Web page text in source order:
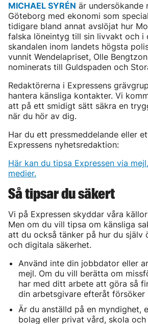
MICHAEL SYRÉN är undersökande
Göteborg med ekonomi som
tidigare bland annat avslöjat hur
falska löneintyg till sin livvakt och i
skandalen inom landets högsta
vunnit Wendelapriset, Olle
nominerats till Guldspaden och
Redaktörerna i Expressens
hantera känsliga kontakter. Vi
att på ett smidigt sätt säkra en
när du hör av dig.
Har du ett pressmeddelande eller
Expressens nyhetsredaktion:
Här kan du tipsa Expressen via
medier.
Så tipsar du säkert
Vi på Expressen skyddar våra
Men om du vill tipsa om känsliga
att du också tänker på hur du själv
och digitala säkerhet.
Använd inte din jobbdator eller
mejl. Om du vill berätta om
har med ditt arbete att göra så
din arbetsgivare efteråt försöker
Är du anställd på en myndighet,
bolag eller privat vård, skola